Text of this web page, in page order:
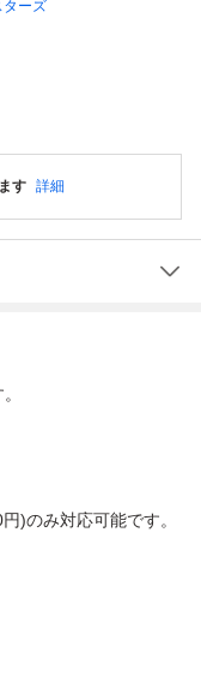
ターズ
す 詳細
)のみ対応可能です。